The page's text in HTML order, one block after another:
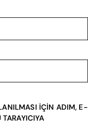
IÇIN ADIM, E-